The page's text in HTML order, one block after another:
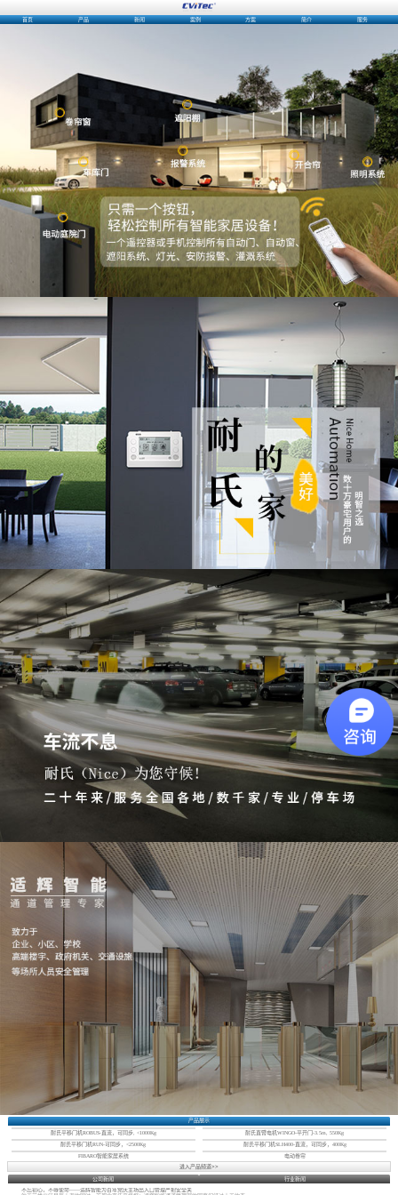
首页 产品 新闻 案例 方案 简介 服务
产品展示
耐氏平移门机ROBUS-直流，可同步, <1000Kg 耐氏直臂电机WINGO-平开门-3.5m, 550Kg
耐氏平移门机RUN-可同步，<2500Kg 耐氏平移门机SLH400-直流，可同步，400Kg
FIBARO智能家居系统
电动卷帘
进入产品频道>>
公司新闻
行业新闻
不忘初心，不辱使命——适辉智能为百年党庆主场出入口管理严把安全关